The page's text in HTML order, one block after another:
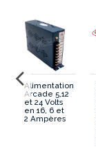
Alimentation
Arcade 5,12
et 24 Volts
en 16, 6 et
2 Ampères